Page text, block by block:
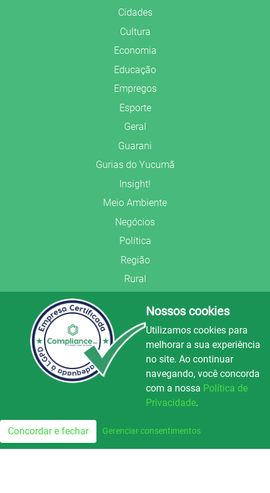
Cidades
Cultura
Economia
Educação
Empregos
Esporte
Geral
Guarani
Gurias do Yucumã
Insight!
Meio Ambiente
Negócios
Política
Região
Rural
Segurança Pública
União Frederiquense
© Copyright 2022.LA+.
Todos os direitos reservados.
100.3
FM
Nossos cookies
Utilizamos cookies para
melhorar a sua experiência
no site. Ao continuar
navegando, você concorda
com a nossa Política de
Privacidade.
Concordar e fechar Gerenciar consentimentos